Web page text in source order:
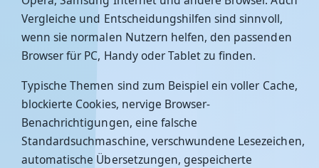
Vergleiche und Entscheidungshilfen sind sinnvoll,
wenn sie normalen Nutzern helfen, den passenden
Browser für PC, Handy oder Tablet zu finden.
Typische Themen sind zum Beispiel ein voller Cache,
blockierte Cookies, nervige Browser-
Benachrichtigungen, eine falsche
Standardsuchmaschine, verschwundene Lesezeichen,
automatische Übersetzungen, gespeicherte